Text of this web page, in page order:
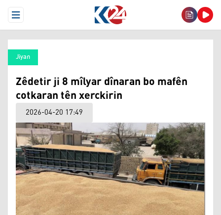
Open Menu
Jiyan
Zêdetir ji 8 mîlyar dînaran bo mafên
cotkaran tên xerckirin
2026-04-20 17:49